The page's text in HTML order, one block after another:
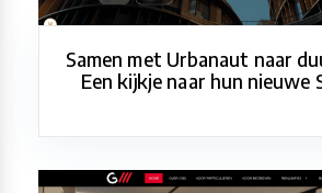
Samen met Urbanaut naar
Een kijkje naar hun nieuwe